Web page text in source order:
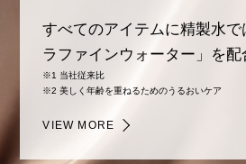
すべてのアイテムに精製水で
ラファインウォーター」を配
※1 当社従来比
※2 美しく年齢を重ねるためのうるおいケア
VIEW MORE